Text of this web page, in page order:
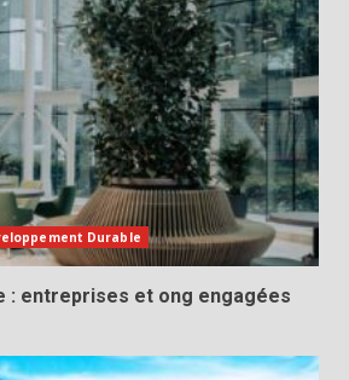
Durable
: entreprises et ong engagées